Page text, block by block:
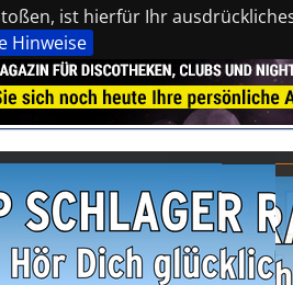
ist hierfür Ihr
Hinweise